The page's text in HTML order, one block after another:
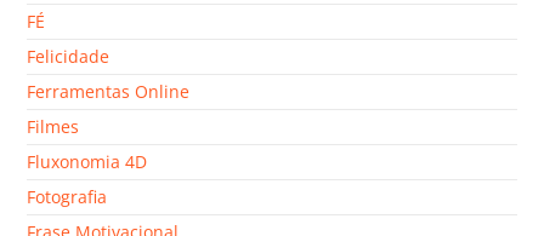
FÉ
Felicidade
Ferramentas Online
Filmes
Fluxonomia 4D
Fotografia